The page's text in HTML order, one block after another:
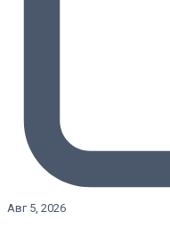
Авг 5, 2026